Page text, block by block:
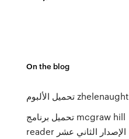
On the blog
تحميل الألبوم zhelenaught
تحميل برنامج mcgraw hill
reader الإصدار الثاني عشر